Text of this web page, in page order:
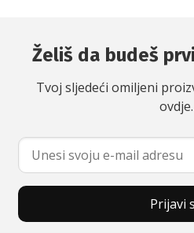
Želiš da budeš
Tvoj sljedeći omiljeni
ovdje.
Prijavi